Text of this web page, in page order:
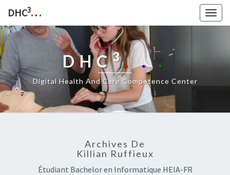
DHC3. . .
DHC3...
Digital Health And Care Competence Center
Archives De
Killian Ruffieux
Étudiant Bachelor en Informatique HEIA-FR